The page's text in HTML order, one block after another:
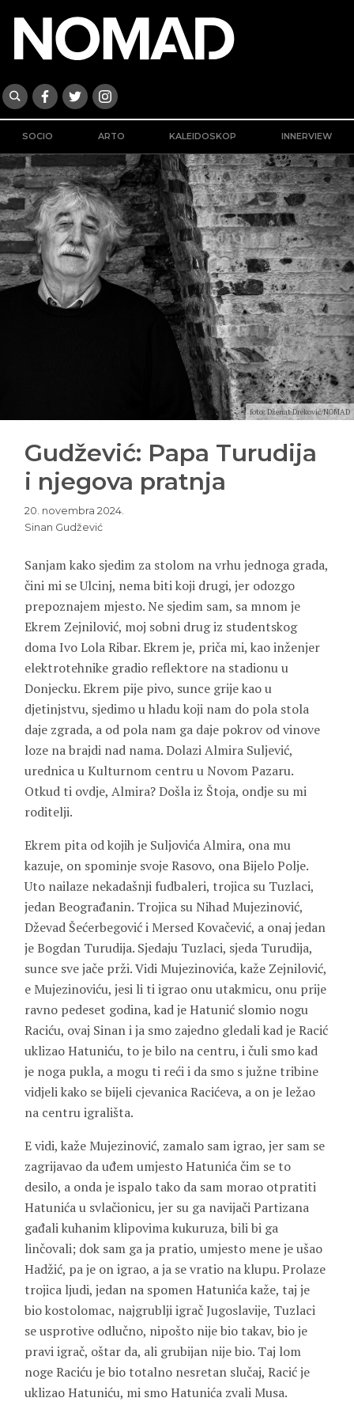
SOCIO ARTO KALEIDOSKOP INNERVIEW
foto: Dženat Dreković/NOMAD
Gudžević: Papa Turudija
i njegova pratnja
20. novembra 2024.
Sinan Gudžević
Sanjam kako sjedim za stolom na vrhu jednoga grada,
čini mi se Ulcinj, nema biti koji drugi, jer odozgo
prepoznajem mjesto. Ne sjedim sam, sa mnom je
Ekrem Zejnilović, moj sobni drug iz studentskog
doma Ivo Lola Ribar. Ekrem je, priča mi, kao inženjer
elektrotehnike gradio reflektore na stadionu u
Donjecku. Ekrem pije pivo, sunce grije kao u
djetinjstvu, sjedimo u hladu koji nam do pola stola
daje zgrada, a od pola nam ga daje pokrov od vinove
loze na brajdi nad nama. DolaziAlmira Suljević,
urednica u Kulturnom centru u Novom Pazaru.
Otkud ti ovdje, Almira? Došla iz Štoja, ondje su mi
roditelji.
Ekrem pita od kojih je Suljovića Almira, ona mu
kazuje, on spominje svoje Rasovo, ona Bijelo Polje.
Uto nailaze nekadašnji fudbaleri, trojica su Tuzlaci,
jedan Beograđanin. Trojica suNihad Mujezinović,
Dževad Šećerbegovići Mersed Kovačević, a onaj jedan
jeBogdan Turudija. Sjedaju Tuzlaci, sjeda Turudija,
sunce sve jače prži. Vidi Mujezinovića, kaže Zejnilović,
e Mujezinoviću, jesi li ti igrao onu utakmicu, onu prije
ravno pedeset godina, kad jeHatunić slomio nogu
Raciću, ovaj Sinan i ja smo zajedno gledali kad je Racić
uklizao Hatuniću, to je bilo na centru, i čuli smo kad
je noga pukla, a mogu ti reći i da smo s južne tribine
vidjeli kako se bijeli cjevanica Racićeva, a on je ležao
na centru igrališta.
E vidi, kaže Mujezinović, zamalo sam igrao, jer sam se
zagrijavao da uđem umjesto Hatunića čim se to
desilo, a onda je ispalo tako da sam morao otpratiti
Hatunića u svlačionicu, jer su ga navijači Partizana
gađali kuhanim klipovima kukuruza, bili bi ga
linčovali; dok sam ga ja pratio, umjesto mene je ušao
Hadžić, pa je on igrao, a ja se vratio na klupu. Prolaze
trojica ljudi, jedan na spomen Hatunića kaže, taj je
bio kostolomac, najgrublji igrač Jugoslavije, Tuzlaci
se usprotive odlučno, nipošto nije bio takav, bio je
pravi igrač, oštar da, ali grubijan nije bio. Taj lom
noge Raciću je bio totalno nesretan slučaj, Racić je
uklizao Hatuniću, mi smo Hatunića zvali Musa.